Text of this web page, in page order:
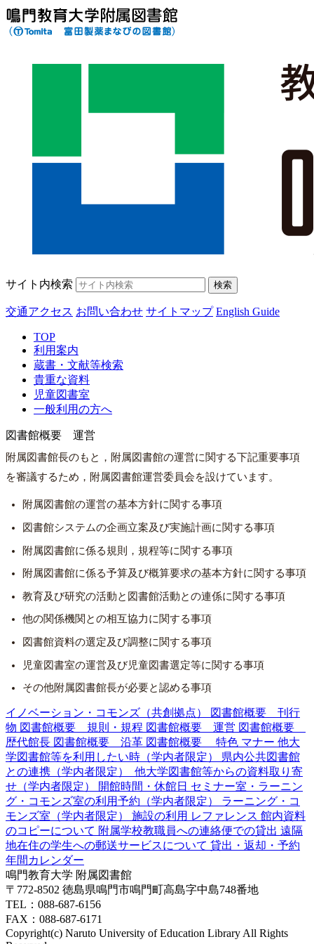
サイト内検索 検索
交通アクセス お問い合わせ サイトマップ English Guide
TOP
利用案内
蔵書・文献等検索
貴重な資料
児童図書室
一般利用の方へ
図書館概要 運営
附属図書館長のもと，附属図書館の運営に関する下記重要事項
を審議するため，附属図書館運営委員会を設けています。
附属図書館の運営の基本方針に関する事項
図書館システムの企画立案及び実施計画に関する事項
附属図書館に係る規則，規程等に関する事項
附属図書館に係る予算及び概算要求の基本方針に関する事項
教育及び研究の活動と図書館活動との連係に関する事項
他の関係機関との相互協力に関する事項
図書館資料の選定及び調整に関する事項
児童図書室の運営及び児童図書選定等に関する事項
その他附属図書館長が必要と認める事項
イノベーション・コモンズ（共創拠点）
図書館概要 刊行
物 図書館概要 規則・規程 図書館概要 運営 図書館概要
歴代館長 図書館概要 沿革 図書館概要 特色 マナー 他大
学図書館等を利用したい時（学内者限定） 県内公共図書館
との連携（学内者限定） 他大学図書館等からの資料取り寄
せ（学内者限定）
開館時間・休館日 セミナー室・ラーニン
グ・コモンズ室の利用予約（学内者限定） ラーニング・コ
モンズ室（学内者限定） 施設の利用 レファレンス 館内資料
のコピーについて 附属学校教職員への連絡便での貸出 遠隔
地在住の学生への郵送サービスについて 貸出・返却・予約
年間カレンダー
鳴門教育大学 附属図書館
〒772-8502 徳島県鳴門市鳴門町高島字中島748番地
TEL：088-687-6156
FAX：088-687-6171
Copyright(c) Naruto University of Education Library All Rights